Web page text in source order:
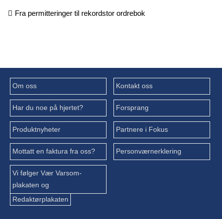
Fra permitteringer til rekordstor ordrebok
Om oss Kontakt oss
Har du noe på hjertet? Forsprang
Produktnyheter Partnere i Fokus
Mottatt en faktura fra oss? Personværnerklering
Vi følger Vær Varsom-
plakaten og
Redaktørplakaten